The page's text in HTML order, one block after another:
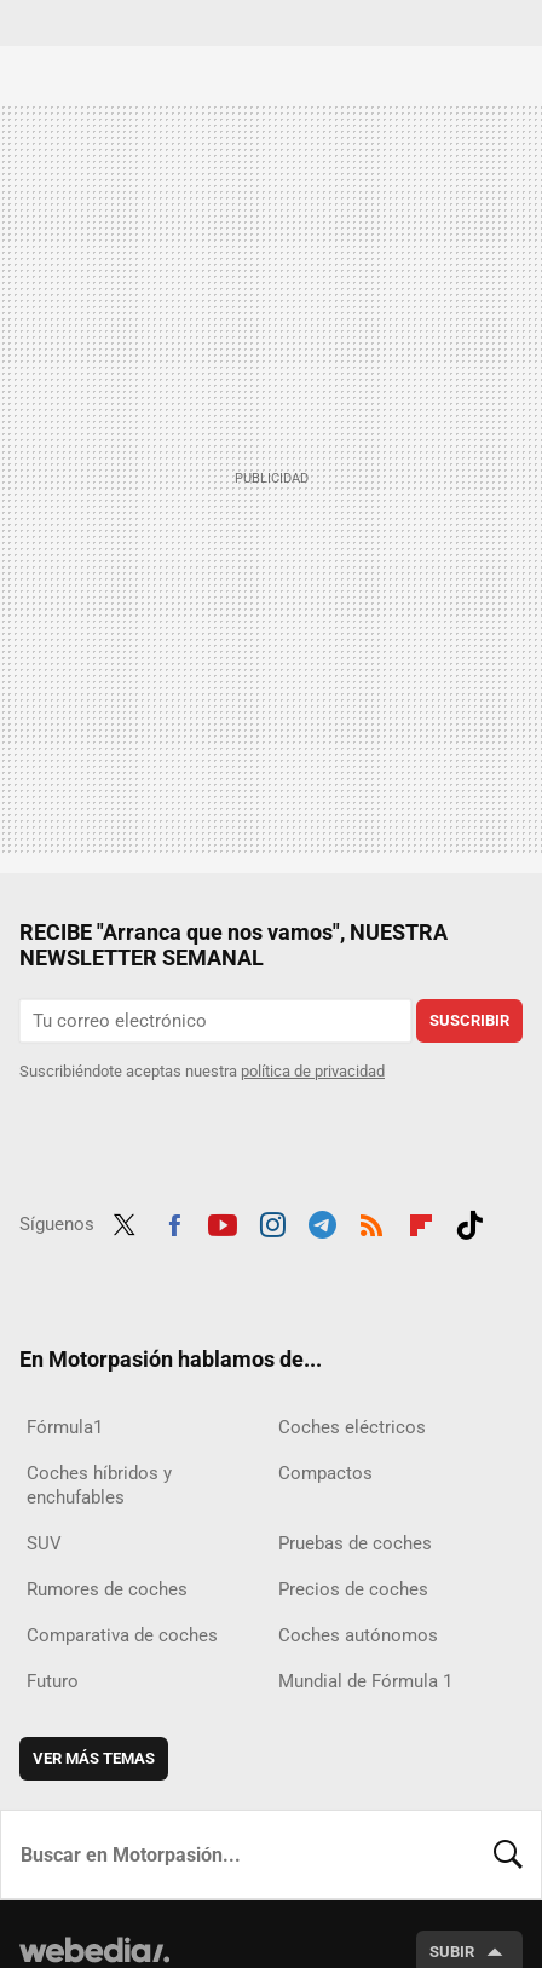
RECIBE "Arranca que nos vamos", NUESTRA
NEWSLETTER SEMANAL
SUSCRIBIR
Suscribiéndote aceptas nuestra política de privacidad
Síguenos
En Motorpasión hablamos de...
Fórmula1 Coches eléctricos
Coches híbridos y
enchufables
Compactos
SUV Pruebas de coches
Rumores de coches Precios de coches
Comparativa de coches Coches autónomos
Futuro Mundial de Fórmula 1
VER MÁS TEMAS
SUBIR